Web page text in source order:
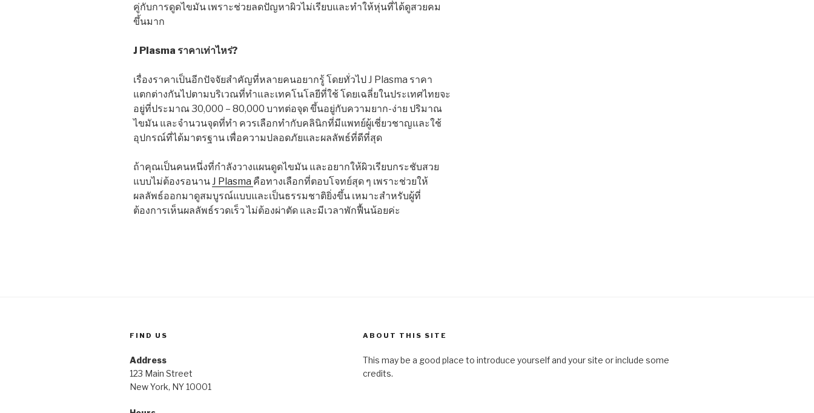
คู่กับการดูดไขมัน เพราะช่วยลดปัญหาผิวไม่เรียบและทำให้หุ่นที่ได้ดูสวยคม
ขึ้นมาก
J Plasma ราคาเท่าไหร่?
เรื่องราคาเป็นอีกปัจจัยสำคัญที่หลายคนอยากรู้ โดยทั่วไป J Plasma ราคา
แตกต่างกันไปตามบริเวณที่ทำและเทคโนโลยีที่ใช้ โดยเฉลี่ยในประเทศไทยจะ
อยู่ที่ประมาณ 30,000 – 80,000 บาทต่อจุด ขึ้นอยู่กับความยาก-ง่าย ปริมาณ
ไขมัน และจำนวนจุดที่ทำ ควรเลือกทำกับคลินิกที่มีแพทย์ผู้เชี่ยวชาญและใช้
อุปกรณ์ที่ได้มาตรฐาน เพื่อความปลอดภัยและผลลัพธ์ที่ดีที่สุด
ถ้าคุณเป็นคนหนึ่งที่กำลังวางแผนดูดไขมัน และอยากให้ผิวเรียบกระชับสวย
แบบไม่ต้องรอนาน J Plasma คือทางเลือกที่ตอบโจทย์สุด ๆ เพราะช่วยให้
ผลลัพธ์ออกมาดูสมบูรณ์แบบและเป็นธรรมชาติยิ่งขึ้น เหมาะสำหรับผู้ที่
ต้องการเห็นผลลัพธ์รวดเร็ว ไม่ต้องผ่าตัด และมีเวลาพักฟื้นน้อยค่ะ
FIND US
Address
123 Main Street
New York, NY 10001
ABOUT THIS SITE
This may be a good place to introduce yourself and your site or include some
credits.